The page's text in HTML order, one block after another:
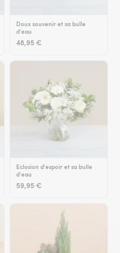
Doux souvenir et sa bulle
d'eau
48,95 €
Eclosion d'espoir et sa bulle
d'eau
59,95 €